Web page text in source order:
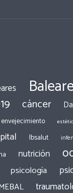
cáncer
envejecimiento
Ibsalut
nutrición
psicología